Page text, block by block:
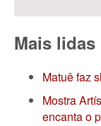
Mais lidas
Matuê faz
Mostra
encanta o